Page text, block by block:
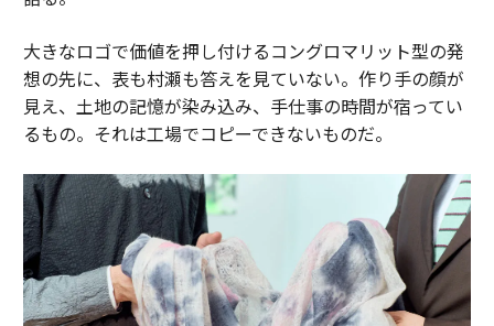
大きなロゴで価値を押し付けるコングロマリット型の発
想の先に、表も村瀬も答えを見ていない。作り手の顔が
見え、土地の記憶が染み込み、手仕事の時間が宿ってい
るもの。それは工場でコピーできないものだ。